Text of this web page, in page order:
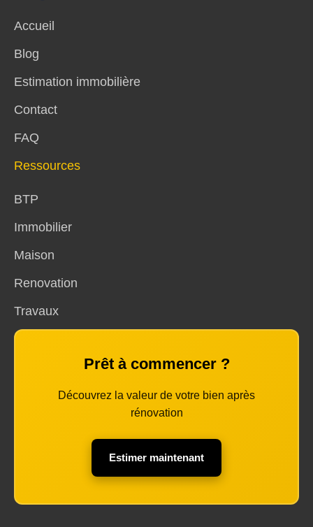
Accueil
Blog
Estimation immobilière
Contact
FAQ
Ressources
BTP
Immobilier
Maison
Renovation
Travaux
Prêt à commencer ?
Découvrez la valeur de votre bien après
rénovation
Estimer maintenant